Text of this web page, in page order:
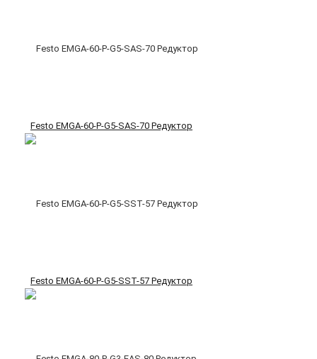
Festo EMGA-60-P-G5-SAS-70 Редуктор
Festo EMGA-60-P-G5-SST-57 Редуктор